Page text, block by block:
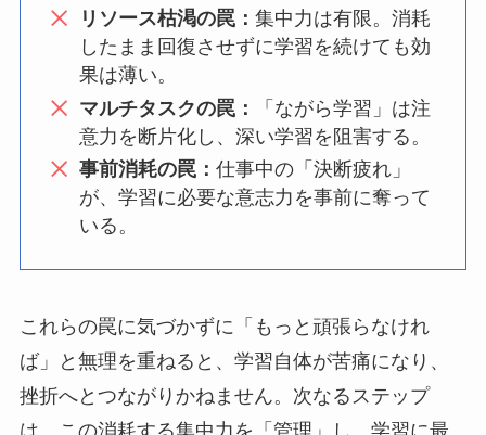
リソース枯渇の罠： 集中力は有限。消耗
したまま回復させずに学習を続けても効
果は薄い。
マルチタスクの罠：
「ながら学習」は注
意力を断片化し、深い学習を阻害する。
事前消耗の罠： 仕事中の「決断疲れ」
が、学習に必要な意志力を事前に奪って
いる。
これらの罠に気づかずに「もっと頑張らなけれ
ば」と無理を重ねると、学習自体が苦痛になり、
挫折へとつながりかねません。次なるステップ